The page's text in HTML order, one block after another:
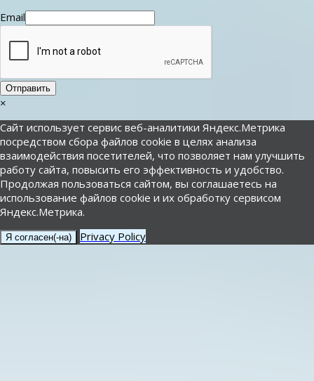
Email
Отправить
×
Сайт использует сервис веб-аналитики Яндекс.Метрика
посредством сбора файлов cookie в целях анализа
взаимодействия посетителей, что позволяет нам улучшить
работу сайта, повысить его эффективность и удобство.
Продолжая пользоваться сайтом, вы соглашаетесь на
использование файлов cookie и их обработку сервисом
Яндекс.Метрика.
Я согласен(-на) Privacy Policy